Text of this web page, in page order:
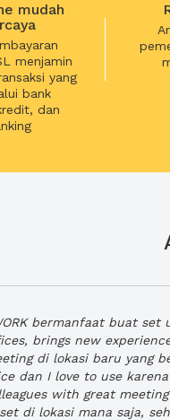
mudah
menjamin
yang
bank
dan
bermanfaat buat set
brings new
di lokasi baru yang
dan I love to use
with great
di lokasi mana saja,